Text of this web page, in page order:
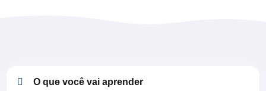
O que você vai aprender